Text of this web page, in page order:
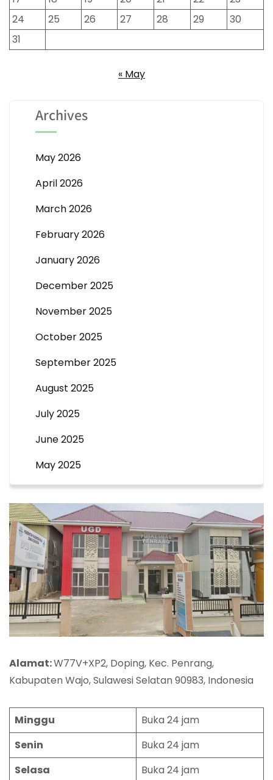
24
25 26 27 28 29
30
31
« May
Archives
May 2026
April 2026
March 2026
February 2026
January 2026
December 2025
November 2025
October 2025
September 2025
August 2025
July 2025
June 2025
May 2025
Alamat:W77V+XP2, Doping, Kec. Penrang,
Kabupaten Wajo, Sulawesi Selatan 90983, Indonesia
Minggu
Buka 24 jam
Senin
Buka 24 jam
Selasa
Buka 24 jam